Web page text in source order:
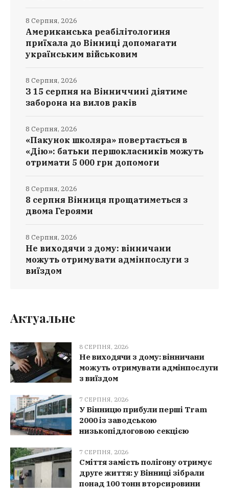
Американська реабілітологиня
приїхала до Вінниці допомагати
українським військовим
8 Серпня, 2026
З 15 серпня на Вінниччині діятиме
заборона на вилов раків
8 Серпня, 2026
«Пакунок школяра» повертається в
«Дію»: батьки першокласників можуть
отримати 5 000 грн допомоги
8 Серпня, 2026
8 серпня Вінниця прощатиметься з
двома Героями
8 Серпня, 2026
Не виходячи з дому: вінничани
можуть отримувати адмінпослуги з
виїздом
8 Серпня, 2026
Актуальне
8 СЕРПНЯ, 2026
Не виходячи з дому: вінничани
можуть отримувати адмінпослуги
з виїздом
7 СЕРПНЯ, 2026
У Вінницю прибули перші Tram
2000 із заводською
низькопідлоговою секцією
7 СЕРПНЯ, 2026
Сміття замість полігону отримує
друге життя: у Вінниці зібрали
понад 100 тонн вторсировини